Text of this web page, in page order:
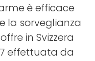
è efficace
la sorveglianza
in Svizzera
effettuata da